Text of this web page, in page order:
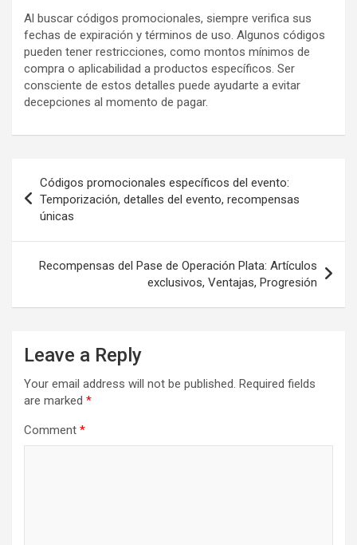
Al buscar códigos promocionales, siempre verifica sus
fechas de expiración y términos de uso. Algunos códigos
pueden tener restricciones, como montos mínimos de
compra o aplicabilidad a productos específicos. Ser
consciente de estos detalles puede ayudarte a evitar
decepciones al momento de pagar.
navigation
Códigos promocionales específicos del evento:
Temporización, detalles del evento, recompensas
únicas
Recompensas del Pase de Operación Plata: Artículos
exclusivos, Ventajas, Progresión
Leave a Reply
Your email address will not be published. Required fields
are marked *
Comment *